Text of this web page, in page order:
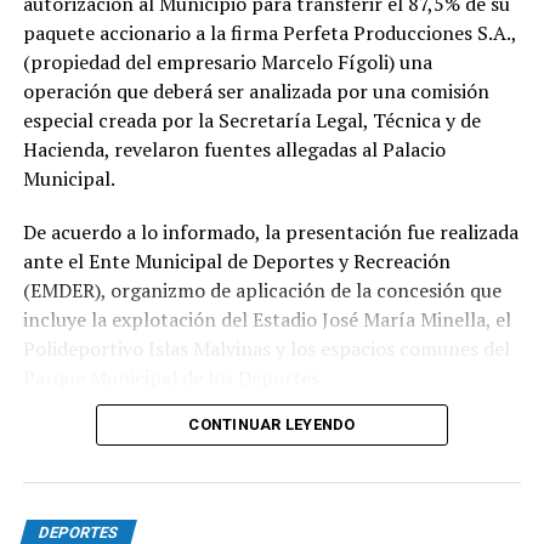
paquete accionario a la firma Perfeta Producciones S.A.,
(propiedad del empresario Marcelo Fígoli) una
operación que deberá ser analizada por una comisión
especial creada por la Secretaría Legal, Técnica y de
Hacienda, revelaron fuentes allegadas al Palacio
Municipal.
De acuerdo a lo informado, la presentación fue realizada
ante el Ente Municipal de Deportes y Recreación
(EMDER), organizmo de aplicación de la concesión que
incluye la explotación del Estadio José María Minella, el
Polideportivo Islas Malvinas y los espacios comunes del
A tal efecto, el secretario Legal, Técnico y de
Comisión ad hoc que tendrá la responsabilidad de
analizar la documentación presentada por la
CONTINUAR LEYENDO
DEPORTES